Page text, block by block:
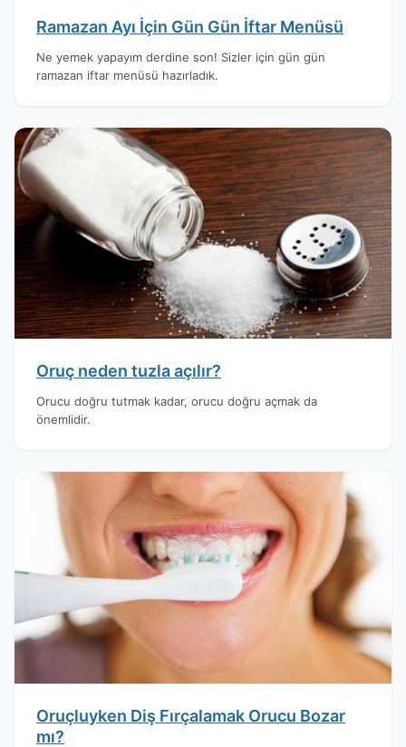
Ramazan Ayı İçin Gün Gün İftar Menüsü
Ne yemek yapayım derdine son! Sizler için gün gün
ramazan iftar menüsü hazırladık.
Oruç neden tuzla açılır?
Orucu doğru tutmak kadar, orucu doğru açmak da
önemlidir.
Oruçluyken Diş Fırçalamak Orucu Bozar
mı?